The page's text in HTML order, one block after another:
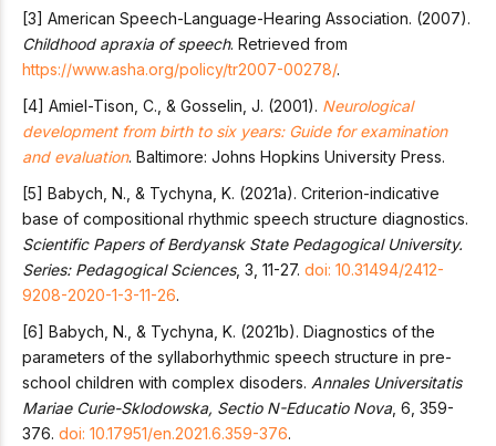
[3] American Speech-Language-Hearing Association. (2007).
Childhood apraxia of speech. Retrieved from
https://www.asha.org/policy/tr2007-00278/.
[4] Amiel-Tison, C., & Gosselin, J. (2001). Neurological
development from birth to six years: Guide for examination
and evaluation. Baltimore: Johns Hopkins University Press.
[5] Babych, N., & Tychyna, K. (2021a). Criterion-indicative
base of compositional rhythmic speech structure diagnostics.
Scientific Papers of Berdyansk State Pedagogical University.
Series: Pedagogical Sciences, 3, 11-27. doi: 10.31494/2412-
9208-2020-1-3-11-26.
[6] Babych, N., & Tychyna, K. (2021b). Diagnostics of the
parameters of the syllaborhythmic speech structure in pre-
school children with complex disoders. Annales Universitatis
Mariae Curie-Sklodowska, Sectio N-Educatio Nova, 6, 359-
376. doi: 10.17951/en.2021.6.359-376.